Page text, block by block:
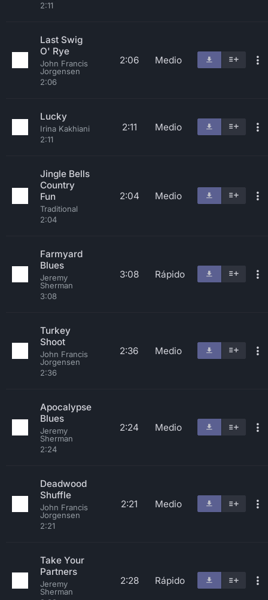
2:11
Last Swig
O' Rye
John Francis
Jorgensen
2:06
2:06 Medio
Lucky
Irina Kakhiani
2:11
2:11 Medio
Jingle Bells
Country
Fun
Traditional
2:04
2:04 Medio
Farmyard
Blues
Jeremy
Sherman
3:08
3:08 Rápido
Turkey
Shoot
John Francis
Jorgensen
2:36
2:36 Medio
Apocalypse
Blues
Jeremy
Sherman
2:24
2:24 Medio
Deadwood
Shuffle
John Francis
Jorgensen
2:21
2:21 Medio
Take Your
Partners
Jeremy
Sherman
2:28 Rápido